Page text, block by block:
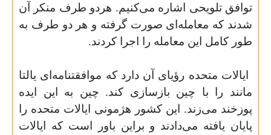
توافق تلویحی اشاره می‌کنیم. هردو طرف منکر آن
شدند که معامله‌ای صورت گرفته و هر دو طرف به
طور کامل این معامله را اجرا کردند.
ایالات متحده رؤیای آن دارد که موافقتنامه‌ای یالتا
مانند را با چین بازسازی کند. چین به این ایده
پوزخند می‌زند. این کشور هژمونی ایالات متحده را
پایان یافته می‌دادند و براین باور است که ایالات